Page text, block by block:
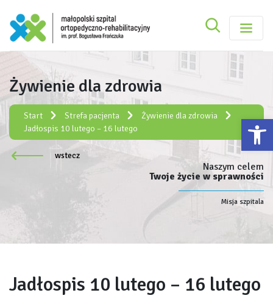
Małopolski Szpital Ortopedyczno-Szukaj
Szukaj
Żywienie dla zdrowia
Start Strefa pacjenta
Żywienie dla zdrowia
Jadłospis 10 lutego – 16 lutego
wstecz
Naszym celem
Twoje życie w sprawności
Misja szpitala
Jadłospis 10 lutego – 16 lutego